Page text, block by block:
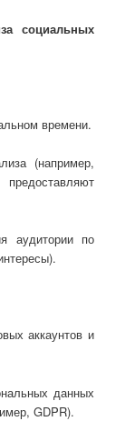
социальных
времени.
(например,
аудитории по
аккаунтов и
данных
GDPR).